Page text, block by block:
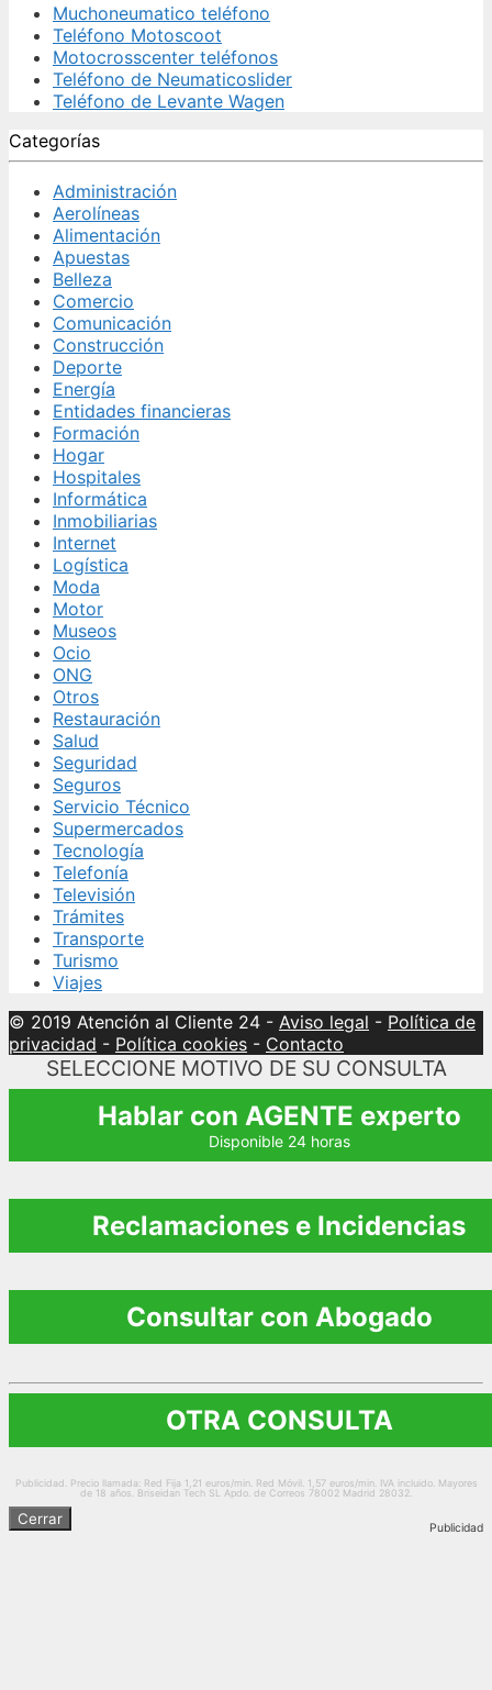
Muchoneumatico teléfono
Teléfono Motoscoot
Motocrosscenter teléfonos
Teléfono de Neumaticoslider
Teléfono de Levante Wagen
Categorías
Administración
Aerolíneas
Alimentación
Apuestas
Belleza
Comercio
Comunicación
Construcción
Deporte
Energía
Entidades financieras
Formación
Hogar
Hospitales
Informática
Inmobiliarias
Internet
Logística
Moda
Motor
Museos
Ocio
ONG
Otros
Restauración
Salud
Seguridad
Seguros
Servicio Técnico
Supermercados
Tecnología
Telefonía
Televisión
Trámites
Transporte
Turismo
Viajes
© 2019 Atención al Cliente 24 - Aviso legal - Política de
privacidad - Política cookies - Contacto
SELECCIONE MOTIVO DE SU CONSULTA
Hablar con AGENTE experto
Disponible 24 horas
Reclamaciones e Incidencias
Consultar con Abogado
OTRA CONSULTA
Publicidad. Precio llamada: Red Fija 1,21 euros/min. Red Móvil. 1,57 euros/min. IVA incluido. Mayores
de 18 años. Briseidan Tech SL Apdo. de Correos 78002 Madrid 28032.
Publicidad
Cerrar